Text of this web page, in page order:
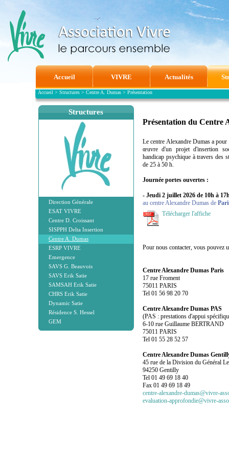
Accueil VIVRE Actualités
Accueil >Structures >Centre A. Dumas >Présentation
Structures
Direction Générale
ESAT VIVRE
Centre D. Croissant
SISPPH Delta Insertion
Centre A. Dumas
ESRP VIVRE
Emergence
SAVS G. Beauvois
SAVS Erik Satie
SAMSAH Erik Satie
CHRS Erik Satie
Dynamic Satie
Résidence S. Hessel
GEM
Présentation du Centre
Le centre Alexandre Dumas a
œuvre d'un projet d'insertion
handicap psychique à travers des
de 25 à 50 h.
Journée portes ouvertes :
- Jeudi 2 juillet 2026 de 10h à
au centre Alexandre Dumas de
Télécharger l'affiche
Pour nous contacter, vous pouvez
Centre Alexandre Dumas Paris
17 rue Froment
75011 PARIS
Tel 01 56 98 20 70
Centre Alexandre Dumas PAS
(PAS : prestations d'appui
6-10 rue Guillaume BERTRAND
75011 PARIS
Tel 01 55 28 52 57
Centre Alexandre Dumas
45 rue de la Division du Général
94250 Gentilly
Tel 01 49 69 18 40
Fax 01 49 69 18 49
centre-alexandre-dumas@vivre-
evaluation-approfondie@vivre-